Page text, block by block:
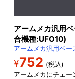
アームメカ汎用
合機種:UFO10)
アームメカ汎用ベー
¥752 (税込)
アームメカにチェー